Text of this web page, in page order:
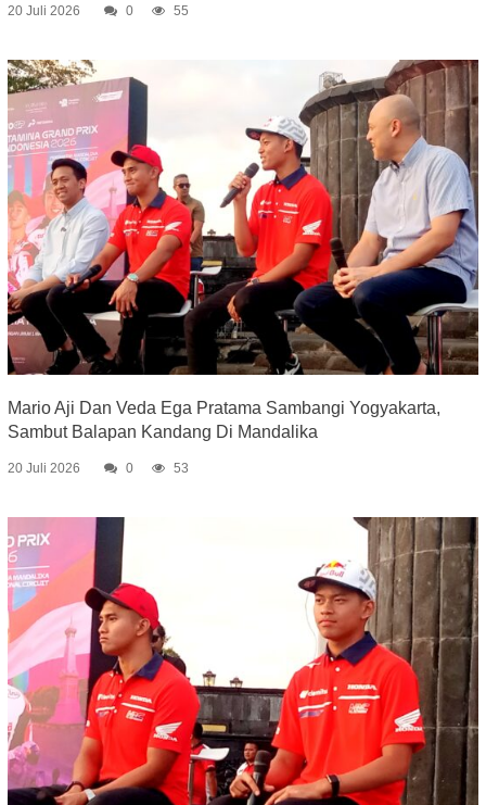
20 Juli 2026 0 55
Mario Aji Dan Veda Ega Pratama Sambangi Yogyakarta,
Sambut Balapan Kandang Di Mandalika
20 Juli 2026 0 53